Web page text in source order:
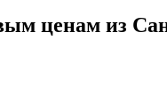
ценам из